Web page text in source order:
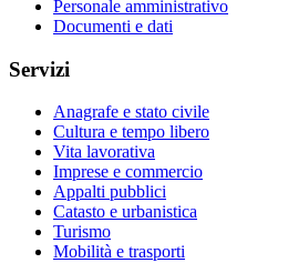
Personale amministrativo
Documenti e dati
Servizi
Anagrafe e stato civile
Cultura e tempo libero
Vita lavorativa
Imprese e commercio
Appalti pubblici
Catasto e urbanistica
Turismo
Mobilità e trasporti